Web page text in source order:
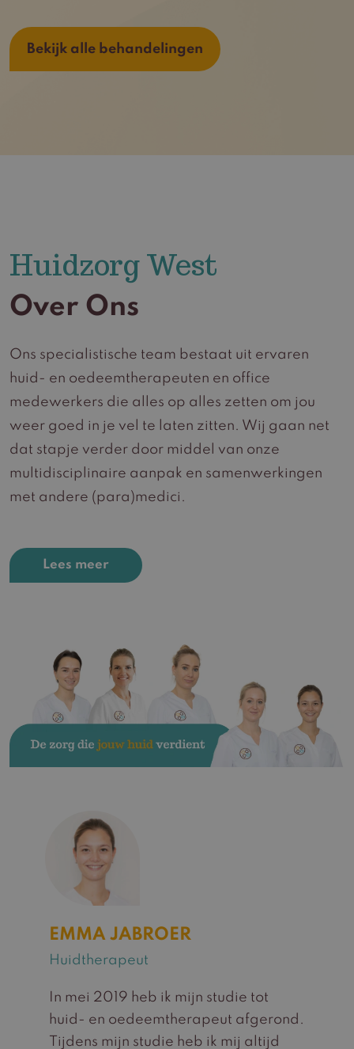
Bekijk alle behandelingen
Huidzorg West
Over Ons
Ons specialistische team bestaat uit ervaren
huid- en oedeemtherapeuten en office
medewerkers die alles op alles zetten om jou
weer goed in je vel te laten zitten. Wij gaan net
dat stapje verder door middel van onze
multidisciplinaire aanpak en samenwerkingen
met andere (para)medici.
Lees meer
EMMA JABROER
Huidtherapeut
In mei 2019 heb ik mijn studie tot
huid- en oedeemtherapeut afgerond.
Tijdens mijn studie heb ik mij altijd